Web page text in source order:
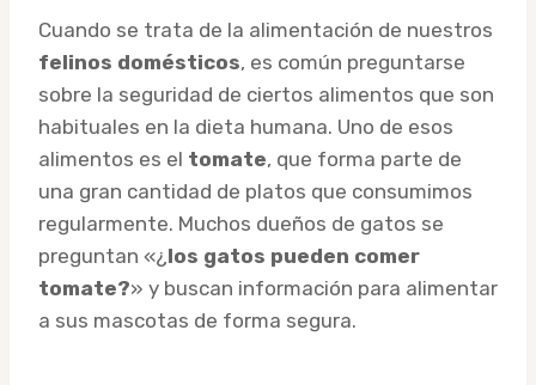
Cuando se trata de la alimentación de nuestros
felinos domésticos, es común preguntarse
sobre la seguridad de ciertos alimentos que son
habituales en la dieta humana. Uno de esos
alimentos es el tomate, que forma parte de
una gran cantidad de platos que consumimos
regularmente. Muchos dueños de gatos se
preguntan «¿ los gatos pueden comer
tomate?» y buscan información para alimentar
a sus mascotas de forma segura.